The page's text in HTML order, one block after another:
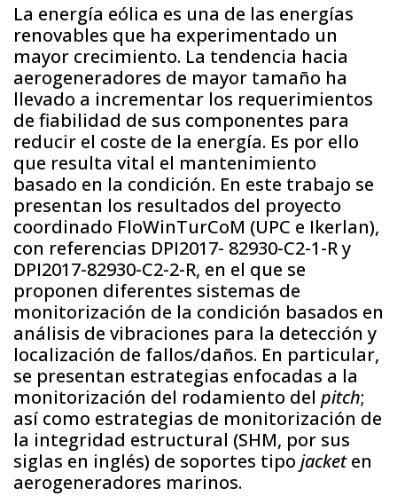
La energía eólica es una de las energías
renovables que ha experimentado un
mayor crecimiento. La tendencia hacia
aerogeneradores de mayor tamaño ha
llevado a incrementar los requerimientos
de fiabilidad de sus componentes para
reducir el coste de la energía. Es por ello
que resulta vital el mantenimiento
basado en la condición. En este trabajo se
presentan los resultados del proyecto
coordinado FloWinTurCoM (UPC e Ikerlan),
con referencias DPI2017- 82930-C2-1-R y
DPI2017-82930-C2-2-R, en el que se
proponen diferentes sistemas de
monitorización de la condición basados en
análisis de vibraciones para la detección y
localización de fallos/daños. En particular,
se presentan estrategias enfocadas a la
monitorización del rodamiento del pitch;
así como estrategias de monitorización de
la integridad estructural (SHM, por sus
siglas en inglés) de soportes tipo jacketen
aerogeneradores marinos.